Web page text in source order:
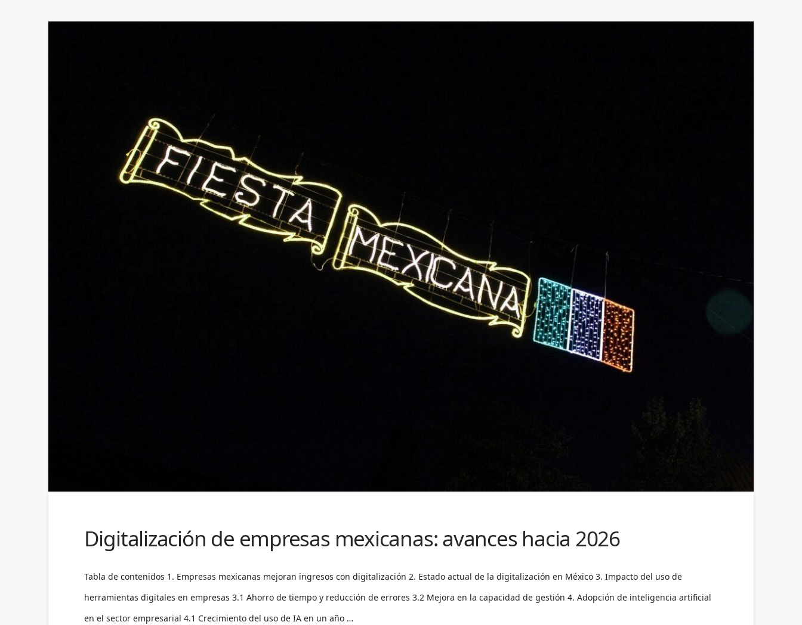
Digitalización de empresas mexicanas: avances hacia 2026
Tabla de contenidos 1. Empresas mexicanas mejoran ingresos con digitalización 2. Estado actual de la digitalización en México 3. Impacto del uso de
herramientas digitales en empresas 3.1 Ahorro de tiempo y reducción de errores 3.2 Mejora en la capacidad de gestión 4. Adopción de inteligencia artificial
en el sector empresarial 4.1 Crecimiento del uso de IA en un año …